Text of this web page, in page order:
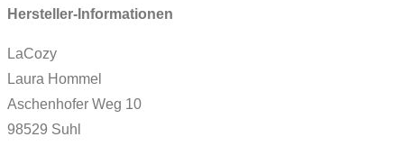
Hersteller-Informationen
LaCozy
Laura Hommel
Aschenhofer Weg 10
98529 Suhl